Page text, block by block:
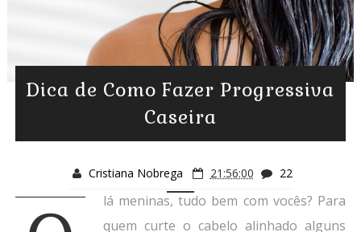
Dica de Como Fazer Progressiva
Caseira
Cristiana Nobrega 21:56:00 22
lá meninas, tudo bem com vocês? Para
quem curte o cabelo alinhado alguns